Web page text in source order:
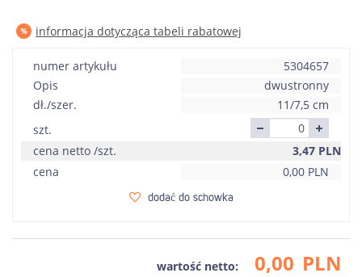
informacja dotycząca tabeli rabatowej
numer artykułu
5304657
Opis
dwustronny
dł./szer.
11/7,5 cm
szt.
cena netto /szt.
3,47 PLN
cena
0,00 PLN
dodać do schowka
wartość netto: 0,00 PLN